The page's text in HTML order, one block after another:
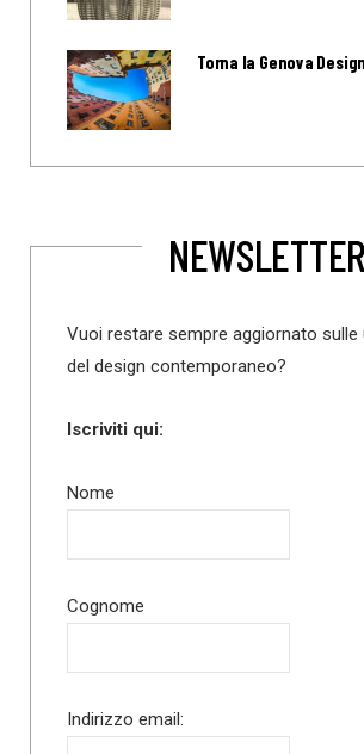
Torna la Genova
NEWSLETTER
Vuoi restare sempre aggiornato sulle
del design contemporaneo?
Iscriviti qui:
Nome
Cognome
Indirizzo email: